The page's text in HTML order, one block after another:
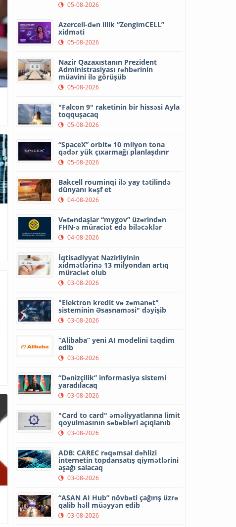
05-08-2026
Azercell-dən illik “ZengimCELL”
xidməti
05-08-2026
Nazir Qazaxıstanın Prezident
Administrasiyası rəhbərinin
müavini ilə görüşüb
05-08-2026
"Falcon 9" raketinin bir hissəsi Ayla
toqquşacaq
05-08-2026
“SpaceX” orbitə 10 milyon tona
qədər yük çıxarmağı planlaşdırır
05-08-2026
Bakcell rouminqi ilə yay tətilində
dünyanı kəşf et
04-08-2026
Vətəndaşlar “mygov” üzərindən
FHN-ə müraciət edə biləcəklər
04-08-2026
İqtisadiyyat Nazirliyinin
xidmətlərinə 13 milyondan artıq
müraciət olub
03-08-2026
"Elektron kredit və zəmanət"
sisteminin Əsasnaməsi" dəyişib
03-08-2026
“Alibaba” yeni AI modelini təqdim
edib
03-08-2026
“Dənizçilik” informasiya sistemi
yaradılacaq
03-08-2026
"Card to card" əməliyyatlarına limit
qoyulmasının səbəbləri açıqlanıb
03-08-2026
ADB: CAREC rəqəmsal dəhlizi
internetin topdansatış qiymətlərini
aşağı salacaq
03-08-2026
“ASAN AI Hub” növbəti çağırış üzrə
qalib həll müəyyən edib
03-08-2026